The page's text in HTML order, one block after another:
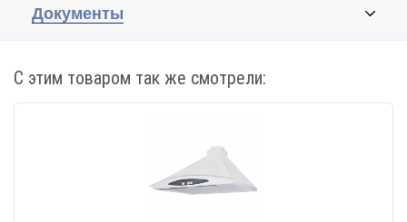
Документы
С этим товаром так же смотрели: